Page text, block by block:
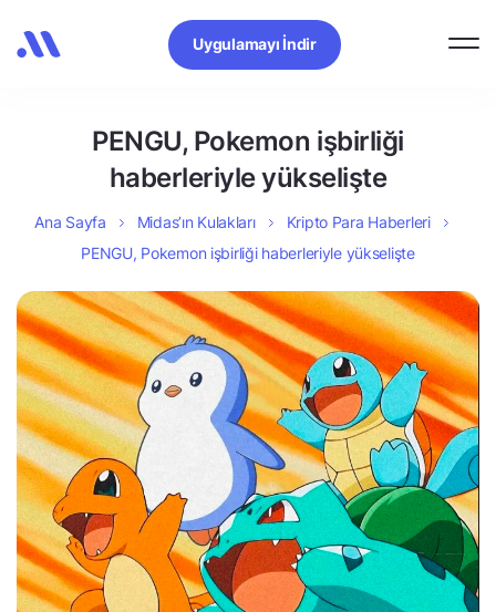
Uygulamayı İndir
PENGU, Pokemon işbirliği
haberleriyle yükselişte
Ana Sayfa Midas’ın Kulakları
Kripto Para Haberleri
PENGU, Pokemon işbirliği haberleriyle yükselişte